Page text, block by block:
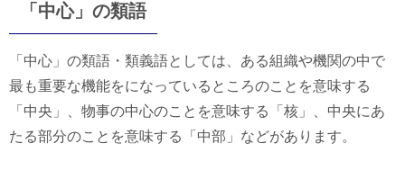
「中心」の類語
「中心」の類語・類義語としては、ある組織や機関の中で
最も重要な機能をになっているところのことを意味する
「中央」、物事の中心のことを意味する「核」、中央にあ
たる部分のことを意味する「中部」などがあります。